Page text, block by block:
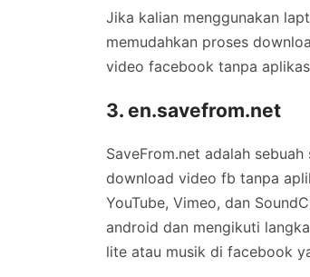
Jika kalian menggunakan
memudahkan proses
video facebook tanpa
3. en.savefrom.net
SaveFrom.net adalah
download video fb tanpa
YouTube, Vimeo, dan
android dan mengikuti
lite atau musik di facebook